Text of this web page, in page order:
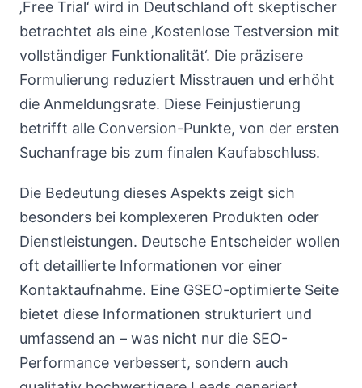
‚Free Trial‘ wird in Deutschland oft skeptischer
betrachtet als eine ‚Kostenlose Testversion mit
vollständiger Funktionalität‘. Die präzisere
Formulierung reduziert Misstrauen und erhöht
die Anmeldungsrate. Diese Feinjustierung
betrifft alle Conversion-Punkte, von der ersten
Suchanfrage bis zum finalen Kaufabschluss.
Die Bedeutung dieses Aspekts zeigt sich
besonders bei komplexeren Produkten oder
Dienstleistungen. Deutsche Entscheider wollen
oft detaillierte Informationen vor einer
Kontaktaufnahme. Eine GSEO-optimierte Seite
bietet diese Informationen strukturiert und
umfassend an – was nicht nur die SEO-
Performance verbessert, sondern auch